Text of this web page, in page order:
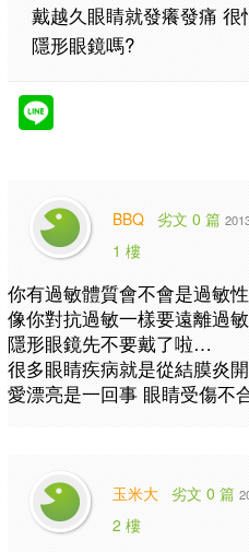
戴越久眼睛就發癢發痛
隱形眼鏡嗎?
BBQ 劣文 0 篇
1 樓
你有過敏體質會不會是過敏
像你對抗過敏一樣要遠離過
隱形眼鏡先不要戴了啦…
很多眼睛疾病就是從結膜炎
愛漂亮是一回事 眼睛受傷不
玉米大 劣文 0 篇
2 樓